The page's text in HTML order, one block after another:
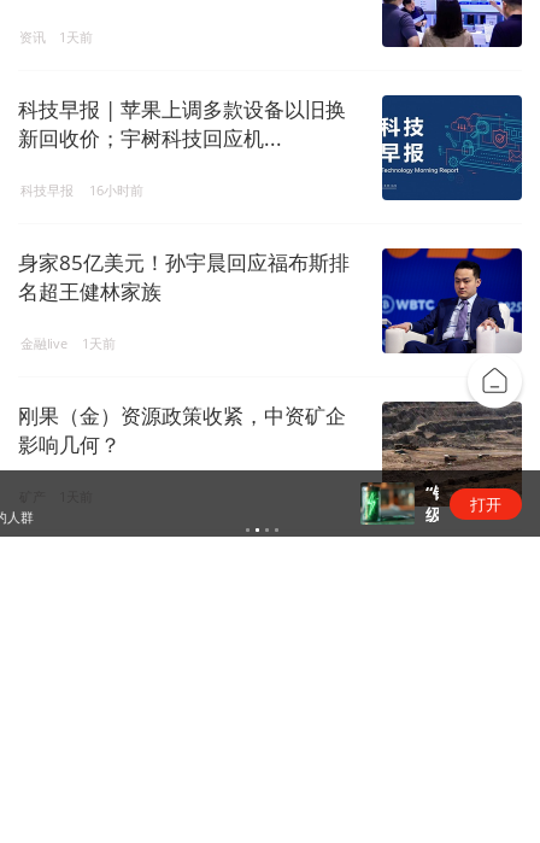
资讯 1天前
科技早报 | 苹果上调多款设备以旧换
新回收价；宇树科技回应机...
科技早报 16小时前
身家85亿美元！孙宇晨回应福布斯排
名超王健林家族
金融live 1天前
刚果（金）资源政策收紧，中资矿企
影响几何？
“锂业双雄”净利齐翻番，扣非净利却呈“冷暖”两
打开